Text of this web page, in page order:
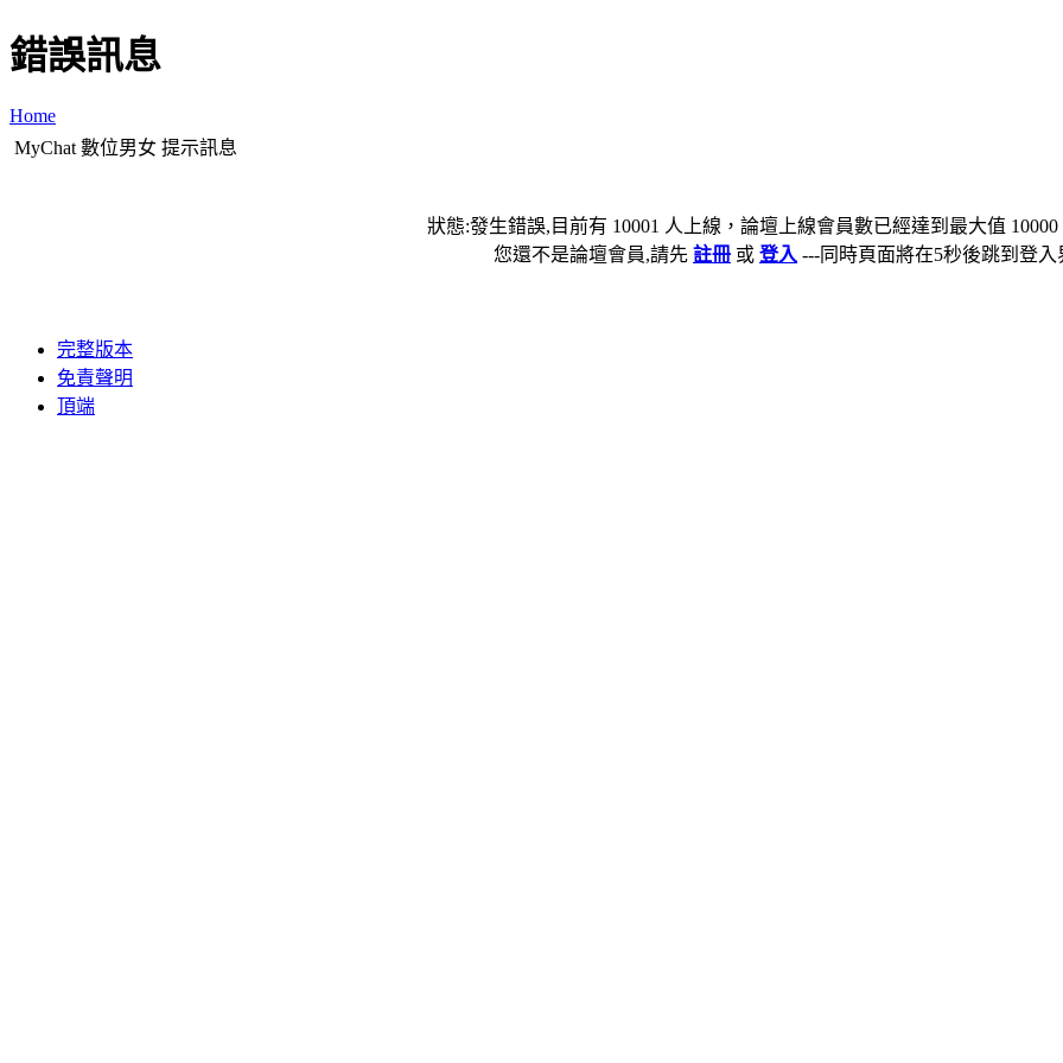
錯誤訊息
Home
MyChat 數位男女 提示訊息
狀態:發生錯誤,目前有 10001 人上線，論壇上線會員數已經達到最大值
您還不是論壇會員,請先 註冊 或 登入 ---同時頁面將在5秒後跳到登入
完整版本
免責聲明
頂端